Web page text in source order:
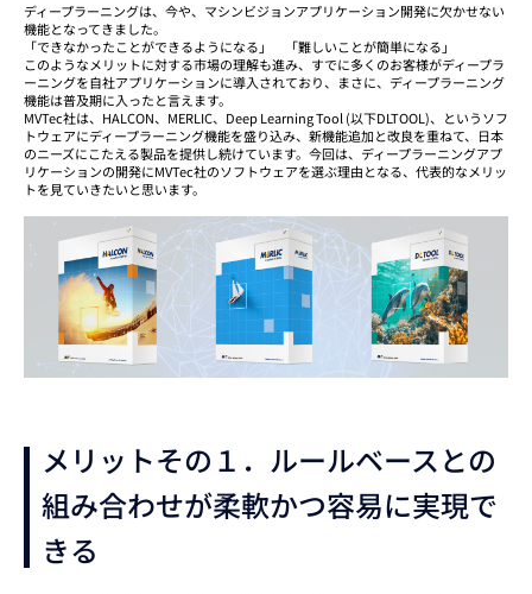
ディープラーニングは、今や、マシンビジョンアプリケーション開発に欠かせない
機能となってきました。
「できなかったことができるようになる」 「難しいことが簡単になる」
このようなメリットに対する市場の理解も進み、すでに多くのお客様がディープラ
ーニングを自社アプリケーションに導入されており、まさに、ディープラーニング
機能は普及期に入ったと言えます。
MVTec社は、HALCON、MERLIC、Deep Learning Tool (以下DLTOOL)、というソフ
トウェアにディープラーニング機能を盛り込み、新機能追加と改良を重ねて、日本
のニーズにこたえる製品を提供し続けています。今回は、ディープラーニングアプ
リケーションの開発にMVTec社のソフトウェアを選ぶ理由となる、代表的なメリッ
トを見ていきたいと思います。
メリットその１．ルールベースとの
組み合わせが柔軟かつ容易に実現で
きる